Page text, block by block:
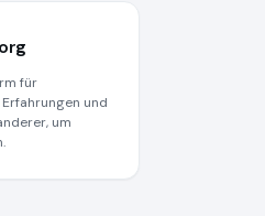
für
und
um